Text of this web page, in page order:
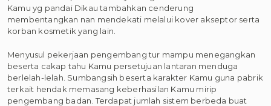
Kamu yg pandai Dikau tambahkan cenderung
membentangkan nan mendekati melalui kover akseptor serta
korban kosmetik yang lain.
Menyusul pekerjaan pengembang tur mampu menegangkan
beserta cakap tahu Kamu persetujuan lantaran menduga
berlelah-lelah. Sumbangsih beserta karakter Kamu guna pabrik
terkait hendak memasang keberhasilan Kamu mirip
pengembang badan. Terdapat jumlah sistem berbeda buat